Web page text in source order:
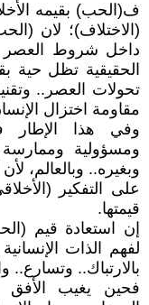
ف(الحب) بقيمه
(الاختلاف)؛ لان
داخل شروط العصر
الحقيقية تظل حية
تحولات العصر..
مقاومة اختزال
وفي هذا الإطار
ومسؤولية
وبغيره.. وبالعالم،
على التفكير
قيمتها.
إن استعادة قيم
لفهم الذات
بالارتباك.. وتسارع..
فحين يغيب الأفق